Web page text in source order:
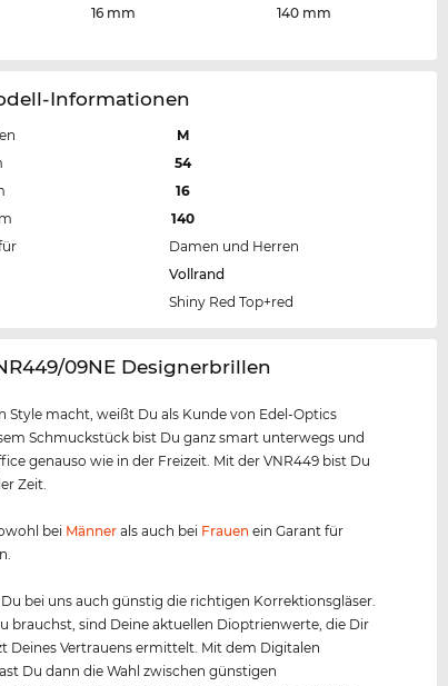
16 mm
140 mm
Informationen
M
54
16
140
Damen und Herren
Vollrand
Shiny Red Top+red
09NE Designerbrillen
Style macht, weißt Du als Kunde von Edel-Optics
Schmuckstück bist Du ganz smart unterwegs und
genauso wie in der Freizeit. Mit der VNR449 bist Du
Zeit.
bei Männer als auch bei Frauen ein Garant für
bei uns auch günstig die richtigen Korrektionsgläser.
brauchst, sind Deine aktuellen Dioptrienwerte, die Dir
Deines Vertrauens ermittelt. Mit dem Digitalen
Du dann die Wahl zwischen günstigen